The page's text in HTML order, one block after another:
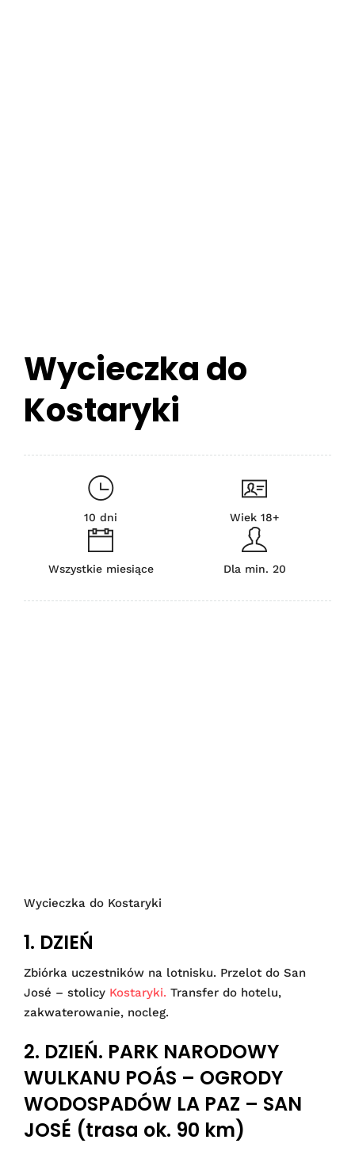
Wycieczka do
Kostaryki
10 dni Wiek 18+
Wszystkie miesiące Dla min. 20
Wycieczka do Kostaryki
1. DZIEŃ
Zbiórka uczestników na lotnisku. Przelot do San
José – stolicy Kostaryki. Transfer do hotelu,
zakwaterowanie, nocleg.
2. DZIEŃ. PARK NARODOWY
WULKANU POÁS – OGRODY
WODOSPADÓW LA PAZ – SAN
JOSÉ (trasa ok. 90 km)